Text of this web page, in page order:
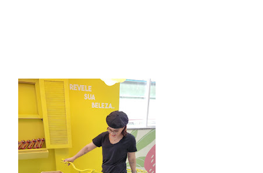
Condicionador
Açucarando: Shampoo